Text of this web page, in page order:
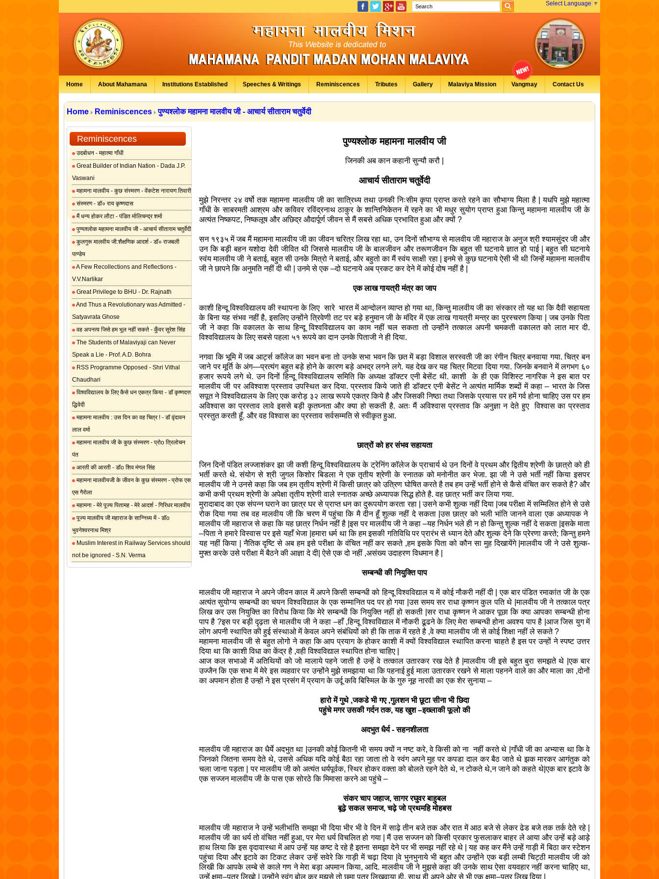
Select Language ▼
Home About Mahamana Institutions Established Speeches & Writings Reminiscences Tributes Gallery Malaviya Mission Vangmay Contact Us
Home Reminiscences पुण्यश्लोक महामना मालवीय जी - आचार्य सीताराम चतुर्वेदी
Reminiscences
उदबोधन - महात्मा गाँधी
Great Builder of Indian Nation - Dada J.P.
Vaswani
महामना मालवीय - कुछ संस्मरण - वेंकटेश नारायण तिवारी
संस्मरण - डॉ० राय कृष्णदास
मैं धन्य होकर लौटा - पंडित र्मालिचन्द्र शर्मा
पुण्यश्लोक महामना मालवीय जी - आचार्य सीताराम चतुर्वेदी
कुलगुरू मालवीय जी:शैक्षणिक आदर्श - डॉ० राजबली
पाण्डेय
A Few Recollections and Reflections -
V.V.Narlikar
Great Privilege to BHU - Dr. Rajnath
And Thus a Revolutionary was Admitted -
Satyavrata Ghose
वह अपनत्व जिसे हम भूल नहीं सकते - कुँवर सुरेश सिंह
The Students of Malaviyaji can Never
Speak a Lie - Prof. A.D. Bohra
RSS Programme Opposed - Shri Vithal
Chaudhari
विश्वविद्यालय के लिए कैसे धन एकत्र किया - डॉ कृष्णदत्त
द्धिवेदी
महामना मालवीय : उस दिन का वह चित्र ! - डॉ वृंदावन
लाल वर्मा
महामना मालवीय जी के कुछ संस्मरण - प्रोo त्रिलोचन
पंत
आरती की आरती - डॉo शिव मंगल सिंह
महामना मालवीयजी के जीवन के कुछ संस्मरण - प्रोफ एस
एस गैरोला
महामना - मेरे पूज्य पितामह - मेरे आदर्श - गिरिधर मालवीय
पूज्य मालवीय जी महाराज के सान्निध्य में - डॉo
भुवनेश्वरनाथ मिश्र
Muslim Interest in Railway Services should
not be ignored - S.N. Verma
पुण्यश्लोक महामना मालवीय जी
जिनकी अब कान कहानी सुन्यौ करौ |
आचार्य सीताराम चतुर्वेदी
मुझे निरन्तर २४ वर्षो तक महामना मालवीय जी का सात्रिध्य तथा उनकी निःसीम कृपा प्राप्त करते रहने का सौभाग्य मिला है | यधपि मुझे महात्मा
गाँधी के साबरमती आश्रम और कविवर रविंद्रनाथ ठाकुर के शान्तिनिकेतन में रहने का भी मधुर सुयोग प्राप्त हुआ किन्तु महामना मालवीय जी के
अत्यंत निष्कपट, निष्कलूष और अछिद्र औदार्पूर्ण जीवन से मैं सबसे अधिक प्रभावित हुआ और क्यों ?
सन १९३५ में जब मैं महामना मालवीय जी का जीवन चरित्र लिख रहा था, उन दिनों सौभाग्य से मालवीय जी महाराज के अनुज श्री श्यामसुंदर जी और
उन कि बड़ी बहन यशोदा देवी जीवित थी जिससे मालवीय जी के बालजीवन और तरूणजीवन कि बहुत सी घटनाये ज्ञात हो पाई | बहुत सी घटनाये
स्वंय मालवीय जी ने बताई, बहुत सी उनके मित्रो ने बताई, और बहुतो का मैं स्वंय साक्षी रहा | इनमे से कुछ घटनाये ऐसी भी थी जिन्हें महामना मालवीय
जी ने छापने कि अनुमति नहीं दी थी | उनमे से एक –दो घटनाये अब प्रकट कर देने में कोई दोष नहीं है |
एक लाख गायत्री मंत्र का जाप
काशी हिन्दू विश्वविद्यालय की स्थापना के लिएसारे भारत में आन्दोलन व्याप्त हो गया था, किन्तु मालवीय जी का संस्कार तो यह था कि दैवी सहायता
के बिना यह संभव नहीं है, इसलिए उन्होंने त्रिवेणी तट पर बड़े हनुमान जी के मंदिर में एक लाख गायत्री मन्त्र का पुरस्चरण किया | जब उनके पिता
जी ने कहा कि वकालत के साथ हिन्दू विश्वविद्यालय का काम नहीं चल सकता तो उन्होंने तत्काल अपनी चमकती वकालत को लात मार दी.
विश्वविद्यालय के लिए सबसे पहला ५१ रूपये का दान उनके पिताजी ने ही दिया.
नगवा कि भूमि में जब आर्ट्स कॉलेज का भवन बना तो उनके सभा भवन कि छत में बड़ा विशाल सरस्वती जी का रंगीन चित्र बनवाया गया. चित्र बन
जाने पर मूर्ति के अंग—प्रत्यंग बहुत बड़े होने के कारण बड़े अभद्र लगने लगे. यह देख कर यह चित्र मिटवा दिया गया. जिनके बनवाने में लगभग ६०
हजार रूपये लगे थे. उन दिनों हिन्दू विश्वविद्यालय समिति कि अध्यक्ष डॉक्टर एनी बेसेंट थी.काशी
के ही एक विशिस्ट नागरिक ने इस बात पर
मालवीय जी पर अविश्वाश प्रस्ताव उपस्थित कर दिया. प्रस्ताव किये जाते ही डॉक्टर एनी बेसेंट ने अत्यंत मार्मिक शब्दों में कहा – भारत के जिस
सपूत ने विश्वविद्यालय के लिए एक करोड़ ३२ लाख रूपये एकत्र किये है और जिसकी निष्ठा तथा जिसके प्रयास पर हमें गर्व होना चाहिए उस पर हम
अविश्वास का प्रस्ताव लावे इससे बड़ीकृतघ्नता और क्या हो सकती है. अतः मैं अविश्वास प्रस्ताव कि अनुज्ञा न देते हुएविश्वास का प्रस्ताव
प्रस्तुत करती हूँ. औरवह विश्वासका प्रस्ताव सर्वसम्मति से स्वीकृत हुआ.
छात्रों को हर संभव सहायता
जिन दिनों पंडित लज्जाशंकर झा जी कशी हिन्दू विश्वविद्यालय के ट्रेनिंग कॉलेज के प्राचार्य थे उन दिनों वे प्रथम और द्वितीय श्रेणी के छात्रो को ही
भर्ती करते थे. संयोग से श्री जुगल किशोर बिडला ने एक तृतीय श्रेणी के स्नातक को मनोनीत कर भेजा. झा जी ने उसे भर्ती नहीं किया इसपर
मालवीय जी ने उनसे कहा कि जब हम तृतीय श्रेणी में किसी छात्र को उत्रिण घोषित करते है तब हम उन्हें भर्ती होने से कैसे वंचित कर सकते है? और
कभी कभी प्रथम श्रेणी के अपेक्षा तृतीय श्रेणी वाले स्नातक अच्छे अध्यापक सिद्ध होते है. वह छात्र भर्ती कर लिया गया.
मुरादाबाद का एक संपन्न घराने का छात्र घर से प्राप्त धन का दुरूपयोग करता रहा | उसने कभी शुल्क नहीं दिया |जब परीक्षा में सम्मिलित होने से उसे
रोक दिया गया तब वह मालवीय जी कि चरण में पहुंचा कि मै दीन हूँ शुल्क नहीं दे सकता |उस छात्र को भली भांति जानने वाला एक अध्यापक ने
मालवीय जी महाराज से कहा कि यह छात्र निर्धन नहीं है |इस पर मालवीय जी ने कहा –यह निर्धन भले ही न हो किन्तु शुल्क नहीं दे सकता |इसके माता
–पिता ने हमारे विस्वास पर इसे यहाँ भेजा |हमारा धर्म था कि हम इसकी गतिविधि पर प्रारंभ से ध्यान देते और शुल्क देने कि प्रेरणा करते; किन्तु हमने
यह नहीं किया | नैतिक दृष्टि से अब हम इसे परीक्षा के वंचित नहीं कर सकते ,हम इसके पिता को कौन सा मुह दिखायेंगे |मालवीय जी ने उसे शुल्क-
मुफ्त करके उसे परीक्षा में बैठने की आज्ञा दे दी| ऐसे एक दो नहीं ,असंख्य उदाहरण विधमान है |
सम्बन्धी की नियुक्ति पाप
मालवीय जी महाराज ने अपने जीवन काल में अपने किसी सम्बन्धी को हिन्दू विश्वविद्याल य में कोई नौकरी नहीं दी | एक बार पंडित रमाकांत जी के एक
अत्यंत सुयोग्य सम्बन्धी का चयन विश्वविद्याल के एक सम्मानित पद पर हो गया |उस समय सर राधा कृष्णन कुल पति थे |मालवीय जी ने तत्काल पत्र
लिख कर उस नियुक्ति का विरोध किया कि मेरे सम्बन्धी कि नियुक्ति नहीं हो सकती |सर राधा कृष्णन ने आकरपूछा कि क्या आपका सम्बन्धी होना
पाप है ?इस पर बड़ी दृढ़ता से मालवीय जी ने कहा –हाँ ,हिन्दू विश्वविद्याल में नौकरी ढूढने के लिएमेरा सम्बन्धी होना अवश्य पाप है |आज जिस युग में
लोग अपनी स्थापितकीहुई संस्थाओ में केवल अपने संबंधियों को ही कि ताक में रहते है ,वे क्या मालवीय जी से कोईशिक्षानहीं ले सकते ?
महामना मालवीय जी से बहुत लोगो ने कहा कि आप प्रयाग के होकर काशी में क्यों विश्वविद्याल स्थापित करना चाहते है इस पर उन्हों ने स्पष्ट उत्तर
दिया था कि काशी विधा का केंद्र है ,वही विश्वविद्याल स्थापित होना चाहिए |
आज कल सभाओ में अतिथियों को जो मालाये पहने जाती है उन्हें वे तत्काल उतारकर रख देते है |मालवीय जी इसे बहुत बुरा समझते थे |एक बार
उज्जैन कि एक सभा में मेरे इस व्यहवार पर उन्होंने मुझे समझाया था कि पहनाई हुई माला उतारकर रखने से माला पहनने वाले का और माला का ,दोनों
का अपमान होता है उन्हों ने इस प्रसंग में प्रयाग के उर्दू कवि बिस्मिल के के गुरु नूह नारवी का एक शेर सुनाया –
हारो में गुथे ,जकडे भी गए ,गुलशन भी छूटा सीना भी छिदा
पहुंचे मगर उसकी गर्दन तक, यह खुश –इख्लाकी फूलो की
अदभुत धैर्य-सहनशीलता
मालवीय जी महाराज का धैर्ये अदभुतथा |उनकी कोई कितनी भी समय क्यों न नष्ट करे, वे किसी को ना नहीं करते थे |गाँधी जी का अभ्यास था कि वे
जिनको जितना समय देते थे, उससे अधिक यदि कोई बैठा रहा जाता तो वे स्वंग अपने मुह पर कपडा दाल कर बैठ जाते थे झक मारकर आगंतुक को
चला जाना पड़ता | पर मालवीय जी को अत्यंत धर्यपूर्वक, स्थिर होकर वक्ता को बोलते रहने देते थे, न टोकते थे,न जाने को कहते थे|एक बार इटावे के
एक सज्जन मालवीय जी के पास एक सोरठे कि मिमासा करने आ पहुंचे –
संकर चाप जहाज, सागर रघुवर बाहुबल
बूढ़े सकल समाज, चढ़े जो प्रथमहि मोहबस
मालवीय जी महाराज ने उन्हें भलीभांति समझा भी दिया भीर भी वे दिन में साढ़े तीन बजे तक और रात में आठ बजे से लेकर ढेड बजे तक तर्क देते रहे |
मालवीय जी का धर्य तो वंचित नहीं हुआ, पर मेरा धर्य विचलित हो गया | मैं उस सज्जन को किसी प्रकार फुसलाकर बाहर ले आया और उन्हें बड़े आड़े
हाथ लिया कि इस वृदावास्था में आप उन्हें यह कष्ट दे रहे है इतना समझा देने पर भी समझ नहीं रहे थे | यह कह कर मैंने उन्हें गाड़ी में बिठा कर स्टेशन
पहुंचा दिया और इटावे का टिकट लेकर उन्हें सवेरे कि गाड़ी में चढ़ा दिया |वे भुनभुनाये भी बहुत और उन्होंने एक बड़ी लम्बी चिट्ठी मालवीय जी को
लिखी कि आपके लम्बे से काले गण ने मेरा बड़ा अपमान किया, आदि. मालवीय जी ने मुझसे कहा की उनके साथ ऐसा वयवहार नहीं करना चाहिए था,
उन्हें क्षमा–पत्र लिखो | उन्होंने स्वंग बोल कर मुझसे तो छमा पत्र लिखवाया ही, साथ ही अपने ओर से भी एक क्षमा–पत्र लिख दिया |